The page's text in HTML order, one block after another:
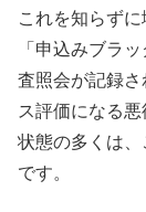
これを知らず
「申込みブラ
査照会が記録
ス評価になる
状態の多くは
です。